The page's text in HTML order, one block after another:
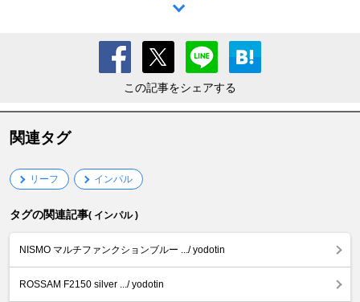
この記事をシェアする
関連タグ
リーフ インパル
タグの関連記事( インパル )
NISMO マルチファンクションブルー .../ yodotin
ROSSAM F2150 silver .../ yodotin